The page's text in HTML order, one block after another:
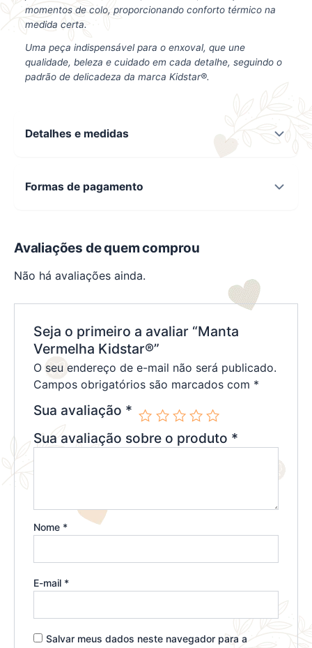
momentos de colo, proporcionando conforto térmico na
medida certa.
Uma peça indispensável para o enxoval, que une
qualidade, beleza e cuidado em cada detalhe, seguindo o
padrão de delicadeza da marca Kidstar®.
Detalhes e medidas
Formas de pagamento
Avaliações de quem comprou
Não há avaliações ainda.
Seja o primeiro a avaliar “Manta
Vermelha Kidstar®”
O seu endereço de e-mail não será publicado.
Campos obrigatórios são marcados com *
Sua avaliação *
Sua avaliação sobre o produto *
Nome *
E-mail *
Salvar meus dados neste navegador para a